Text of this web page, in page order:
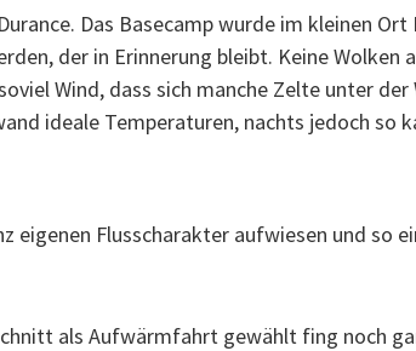
Das Basecamp wurde im kleinen
der in Erinnerung bleibt. Keine
Wind, dass sich manche Zelte unter
ideale Temperaturen, nachts jedoch so
eigenen Flusscharakter aufwiesen und so
als Aufwärmfahrt gewählt fing noch